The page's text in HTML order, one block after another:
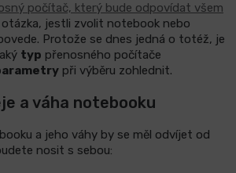
počítač, který bude odpovídat všem
otázka, jestli zvolit notebook nebo
Protože se dnes jedná o totéž, je
typ přenosného počítače
při výběru zohlednit.
a váha notebooku
a jeho váhy by se měl odvíjet od
nosit s sebou: